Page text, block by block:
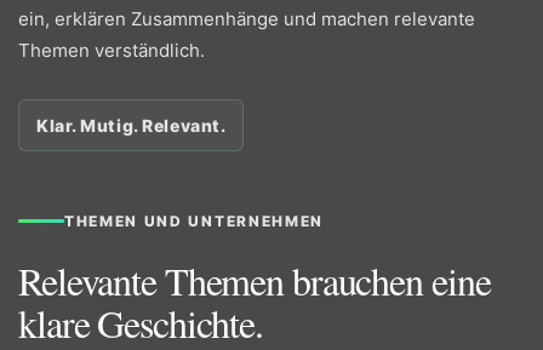
ein, erklären Zusammenhänge und machen relevante
Themen verständlich.
Klar. Mutig. Relevant.
THEMEN UND UNTERNEHMEN
Relevante Themen brauchen eine
klare Geschichte.